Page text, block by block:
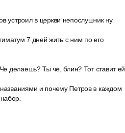
устроил в церкви непослушник ну
7 дней жить с ним по его
делаешь? Ты че, блин? Тот ставит ей
и почему Петров в каждом